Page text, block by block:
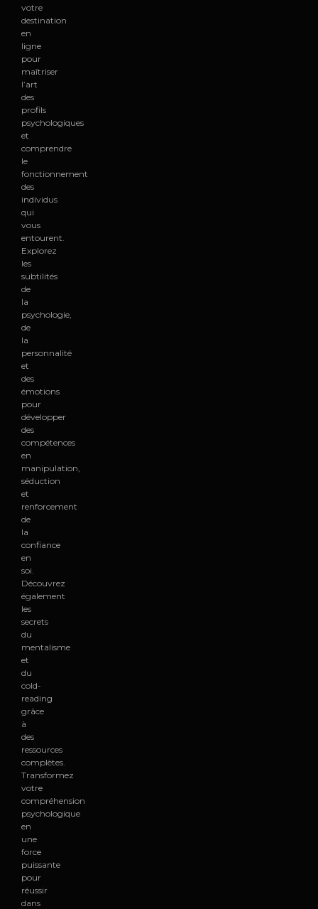
votre
destination
en
ligne
pour
maîtriser
l’art
des
profils
psychologiques
et
comprendre
le
fonctionnement
des
individus
qui
vous
entourent.
Explorez
les
subtilités
de
la
psychologie,
de
la
personnalité
et
des
émotions
pour
développer
des
compétences
en
manipulation,
séduction
et
renforcement
de
la
confiance
en
soi.
Découvrez
également
les
secrets
du
mentalisme
et
du
cold-
reading
grâce
à
des
ressources
complètes.
Transformez
votre
compréhension
psychologique
en
une
force
puissante
pour
réussir
dans